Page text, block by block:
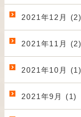
2021年12月 (2)
2021年11月 (2)
2021年10月 (1)
2021年9月 (1)